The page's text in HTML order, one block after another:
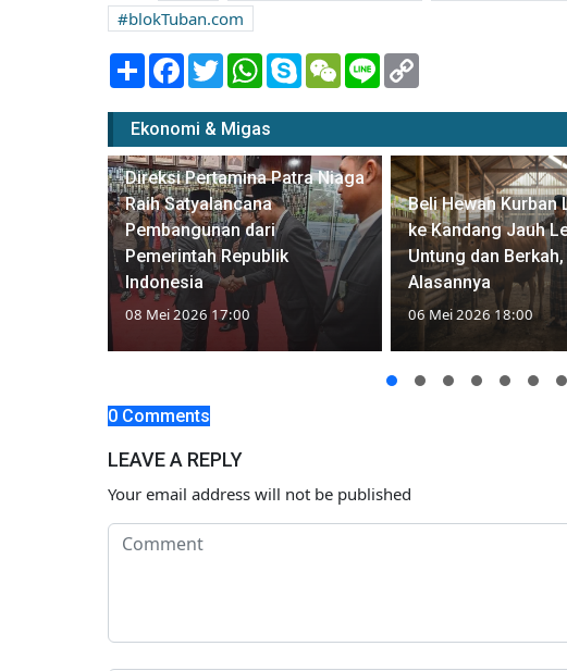
blokTuban.com
Share Facebook
TwitterWhatsApp
SkypeWeChatLine
Ekonomi & Migas
Direksi Pertamina Patra Niaga
Raih Satyalancana
Pembangunan dari
Pemerintah Republik
Indonesia
08 Mei 2026 17:00
Beli Hewan Kurban
ke Kandang Jauh
Untung dan Berkah,
Alasannya
06 Mei 2026 18:00
0 Comments
LEAVE A REPLY
Your email address will not be published